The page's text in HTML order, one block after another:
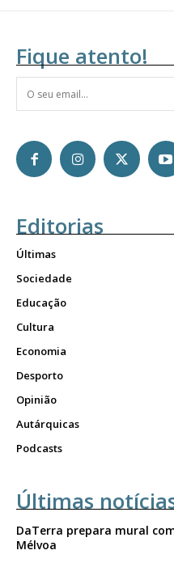
Fique atento!
Editorias
Últimas
Sociedade
Educação
Cultura
Economia
Desporto
Opinião
Autárquicas
Podcasts
Últimas
DaTerra prepara mural
Mélvoa